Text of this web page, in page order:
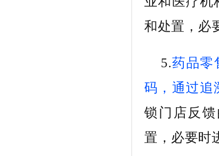
和处置，必
5.药品零
码，通过追
锁门店反
置，必要时